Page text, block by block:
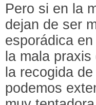
Pero si en la
dejan de ser
esporádica
la mala
la recogida
podemos